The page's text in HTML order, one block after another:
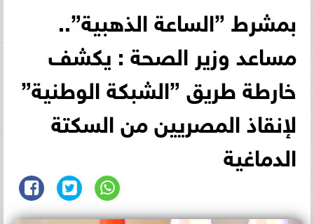
بمشرط ”الساعة الذهبية”..
مساعد وزير الصحة : يكشف
خارطة طريق ”الشبكة الوطنية”
لإنقاذ المصريين من السكتة
الدماغية